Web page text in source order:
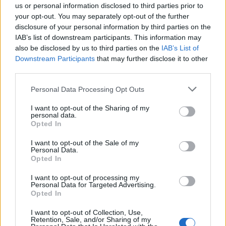
us or personal information disclosed to third parties prior to
your opt-out. You may separately opt-out of the further
disclosure of your personal information by third parties on the
IAB’s list of downstream participants. This information may
also be disclosed by us to third parties on the IAB’s List of
Downstream Participants that may further disclose it to other
Personal Data Processing Opt Outs
I want to opt-out of the Sharing of my
personal data.
Opted In
I want to opt-out of the Sale of my
Personal Data.
Opted In
I want to opt-out of processing my
Personal Data for Targeted Advertising.
Opted In
I want to opt-out of Collection, Use,
Retention, Sale, and/or Sharing of my
sjøbåter med potente farstegenskaper og
generelt store bruksområder. Denne
kombinasjonen er båtene relativt alene om i
sitt segment. I tillegg har Musling og Vesling
vannballast-tunnel, som bidrar til ekstra
stødig båt i sakte fart og når båten ligger
stille. Båtene har funksjonelle og
brukervennlige innredninger uten
unødvendige elementer, og uten design
basert på mote og trender. Båtenes
motebestandige design holder seg derfor
godt over tid, uavhengig av hvilke trender
som råder.Se båtene her.